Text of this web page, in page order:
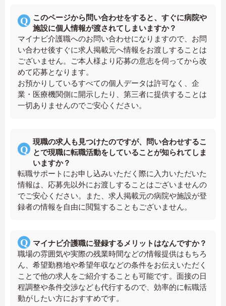
このページから問い合わせをすると、すぐに病院や
施設に個人情報が渡されてしまいますか？
マイナビ介護職へのお問い合わせになりますので、お問
い合わせ後すぐに求人掲載元へ情報をお渡しすることは
ございません。ご本人様より応募の意志を伺ってから改
めて応募となります。
お預かりしているすべての個人データは許可なく、企
業・医療機関側に開示したり、第三者に提供することは
一切ありませんのでご安心ください。
現職の求人も見つけたのですが、問い合わせするこ
とで現職に転職活動をしていることが知られてしま
いますか？
転職サポートにお申し込みいただく際に入力いただいた
情報は、応募先以外にお渡しすることはございませんの
でご安心ください。また、求人掲載元の病院や施設が登
録者の情報を自由に閲覧することもございません。
マイナビ介護職に登録するメリットはなんですか？
職場の雰囲気や実際の残業時間などの情報提供はもちろ
ん、希望勤務地や希望年収などの条件をお伝えいただく
ことで他の求人をご紹介することも可能です。面接の日
程調整や条件交渉なども代行するので、効率的に転職活
動がしたい方におすすめです。